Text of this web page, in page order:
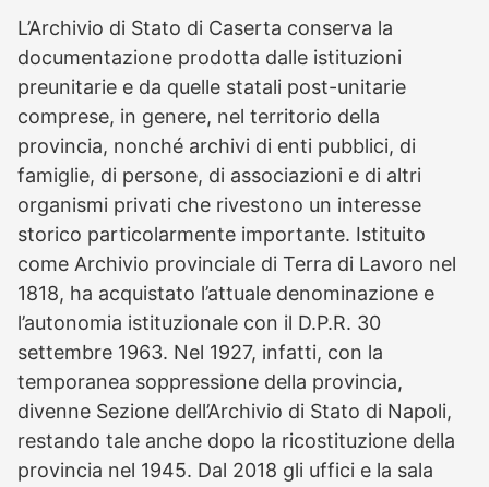
L’Archivio di Stato di Caserta conserva la
documentazione prodotta dalle istituzioni
preunitarie e da quelle statali post-unitarie
comprese, in genere, nel territorio della
provincia, nonché archivi di enti pubblici, di
famiglie, di persone, di associazioni e di altri
organismi privati che rivestono un interesse
storico particolarmente importante. Istituito
come Archivio provinciale di Terra di Lavoro nel
1818, ha acquistato l’attuale denominazione e
l’autonomia istituzionale con il D.P.R. 30
settembre 1963. Nel 1927, infatti, con la
temporanea soppressione della provincia,
divenne Sezione dell’Archivio di Stato di Napoli,
restando tale anche dopo la ricostituzione della
provincia nel 1945. Dal 2018 gli uffici e la sala